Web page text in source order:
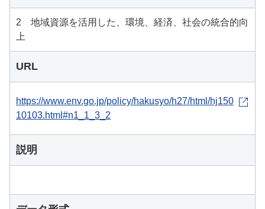
2 地域資源を活用した、環境、経済、社会の統合的向
上
URL
https://www.env.go.jp/policy/hakusyo/h27/html/hj150
10103.html#n1_1_3_2
説明